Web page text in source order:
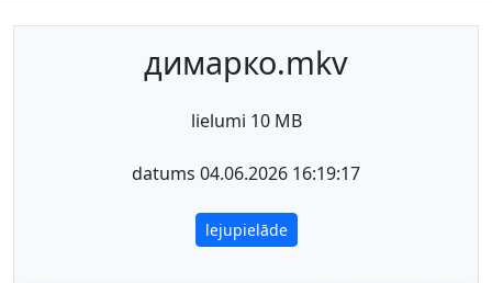
димарко.mkv
lielumi 10 MB
datums 04.06.2026 16:19:17
lejupielāde